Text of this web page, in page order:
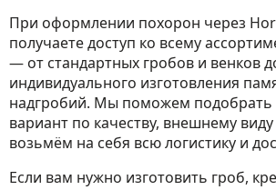
При оформлении похорон через
получаете доступ ко всему
— от стандартных гробов и венков
индивидуального изготовления
надгробий. Мы поможем
вариант по качеству, внешнему
возьмём на себя всю логистику и
Если вам нужно изготовить гроб,